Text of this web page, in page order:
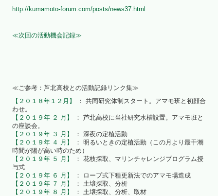
http://kumamoto-forum.com/posts/news37.html
≪次回の活動機会記録≫
≪ご参考：芦北高校との活動記録リンク集≫
【２０１８年１２月】
： 共同研究体制スタート。アマモ班と初顔合
わせ。
【２０１９年 ２ 月】
： 芦北高校に当社研究水槽設置。アマモ班と
の座談会。
【２０１９年 ３ 月】
： 深夜の定植活動
【２０１９年 ４ 月】
： 明るいときの定植活動（この月より最干潮
時間が陽が高い時のため）
【２０１９年 ５ 月】
： 花枝採取、マリンチャレンジプログラム授
与式
【２０１９年 ６ 月】
： ロープ式下種更新法でのアマモ場造成
【２０１９年 ７ 月】
： 土壌採取、分析
【２０１９年 ８ 月】
： 土壌採取、分析、取材